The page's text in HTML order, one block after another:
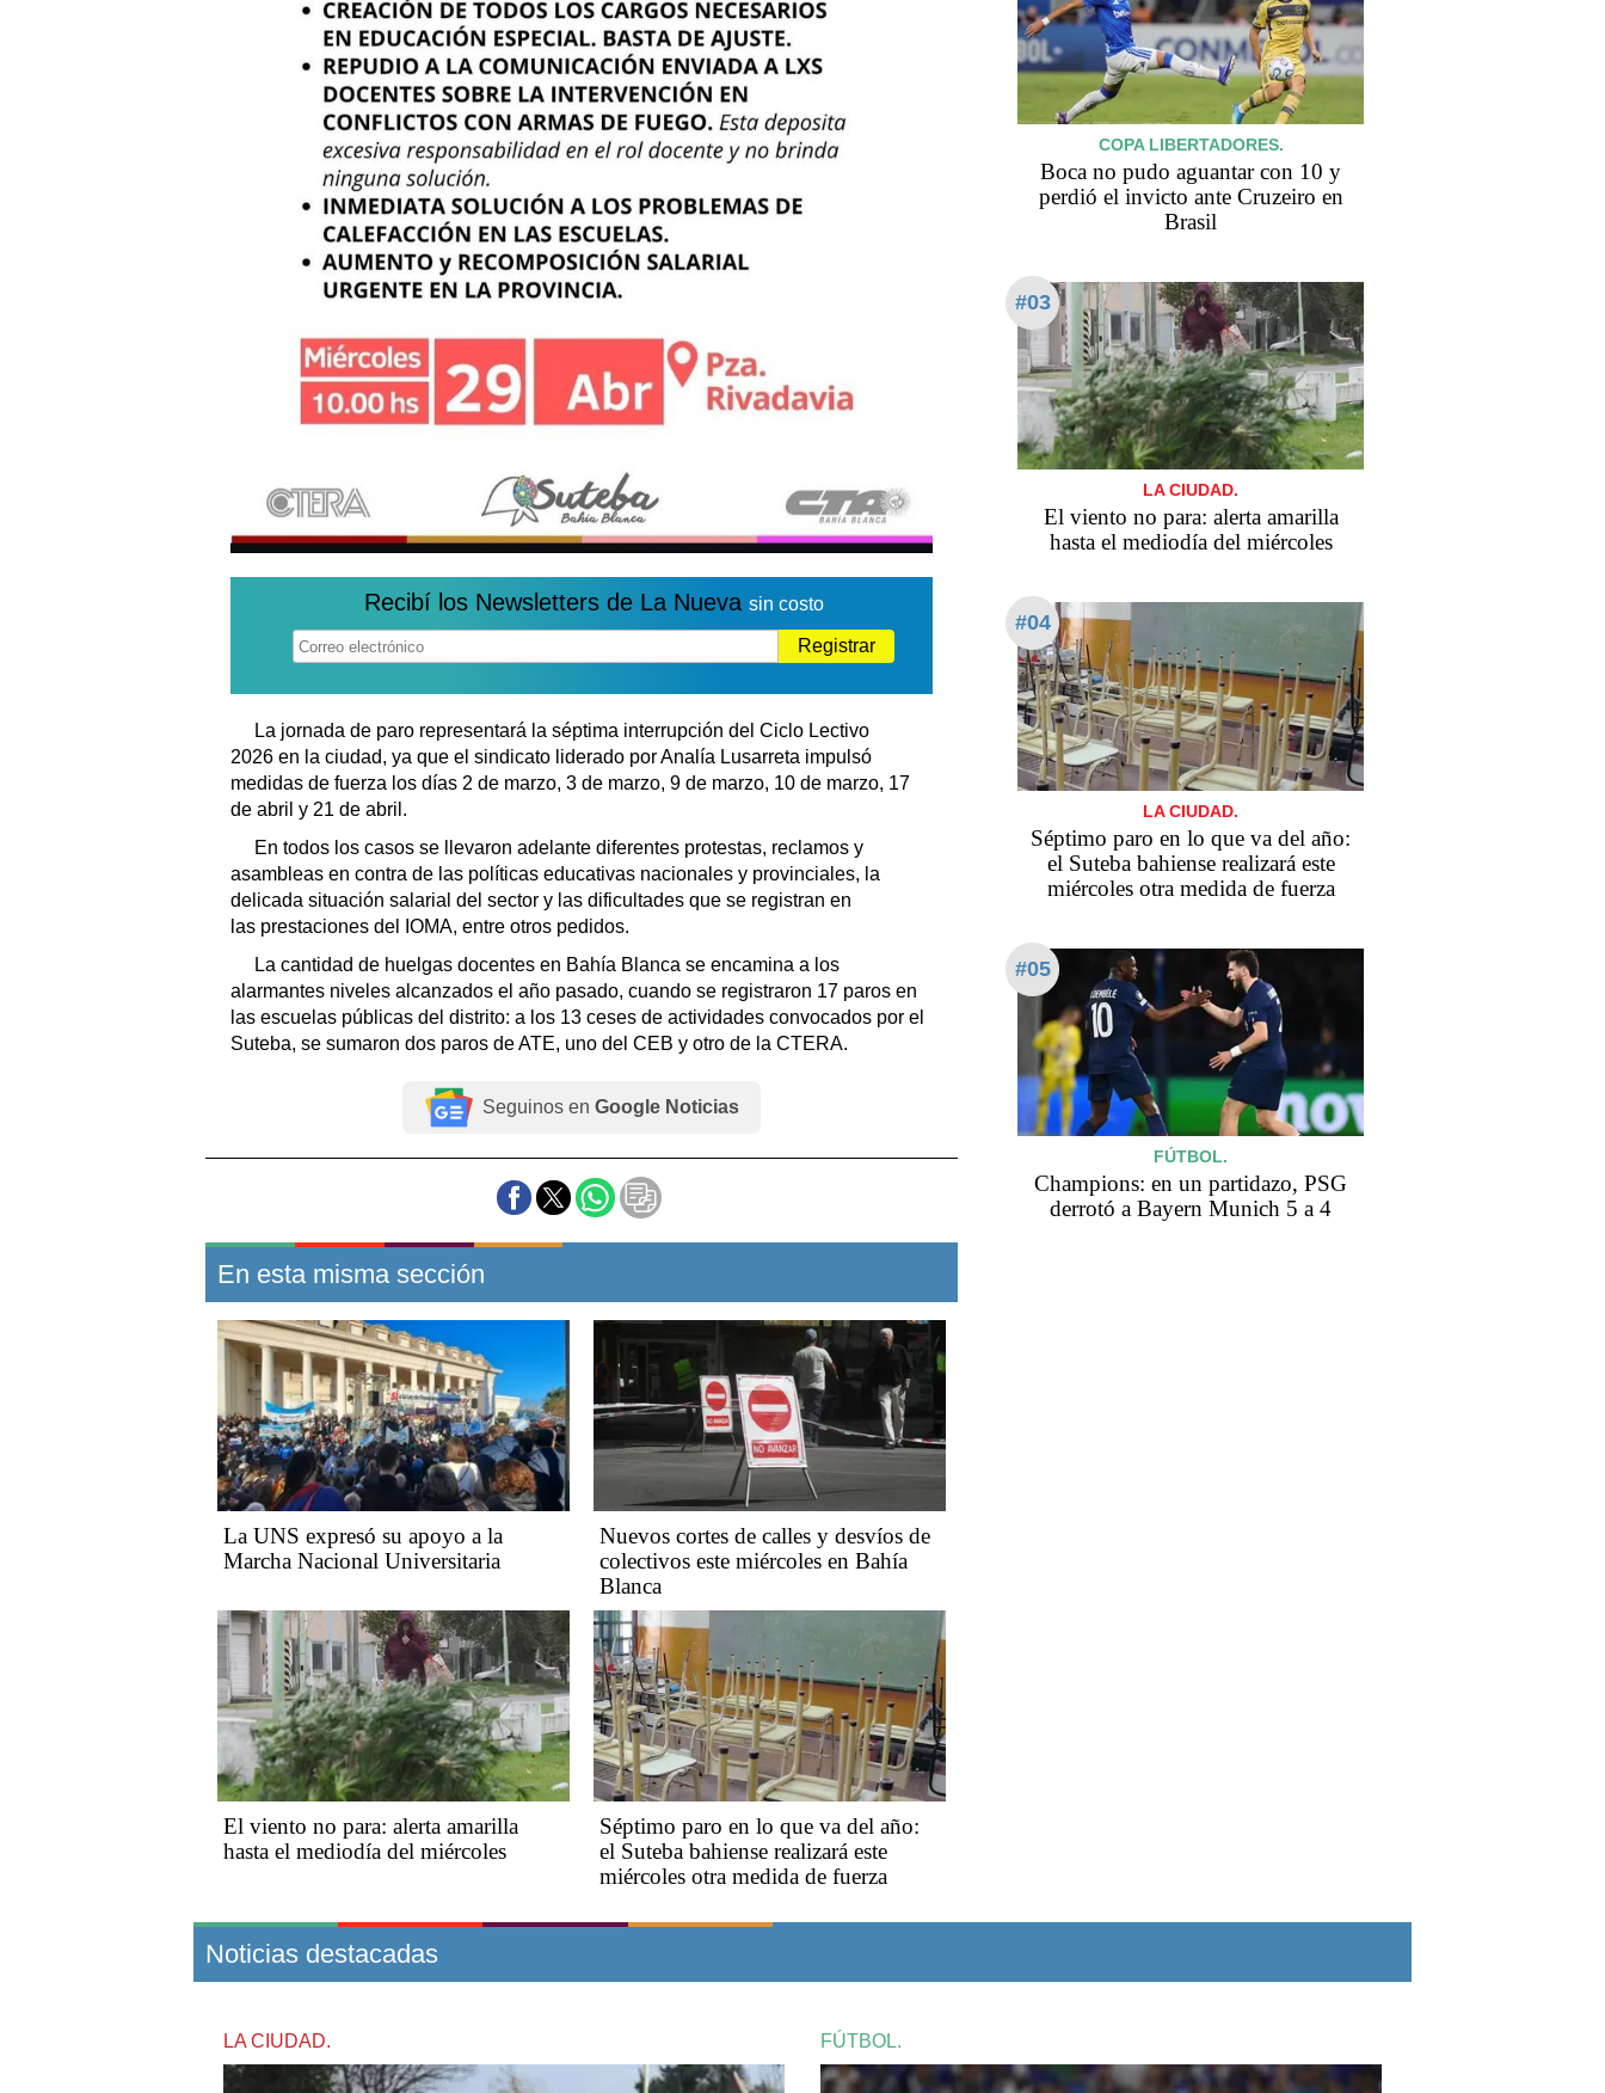
Recibí los Newsletters de La Nueva sin costo
Registrar
La jornada de paro representará la séptima interrupción del Ciclo Lectivo
2026 en la ciudad, ya que el sindicato liderado por Analía Lusarreta impulsó
medidas de fuerza los días 2 de marzo, 3 de marzo, 9 de marzo, 10 de marzo, 17
de abril y 21 de abril.
En todos los casos se llevaron adelante diferentes protestas, reclamos y
asambleas en contra de las políticas educativas nacionales y provinciales, la
delicada situación salarial del sector y las dificultades que se registran en
las prestaciones del IOMA, entre otros pedidos.
La cantidad de huelgas docentes en Bahía Blanca se encamina a los
alarmantes niveles alcanzados el año pasado, cuando se registraron 17 paros en
las escuelas públicas del distrito: a los 13 ceses de actividades convocados por el
Suteba, se sumaron dos paros de ATE, uno del CEB y otro de la CTERA.
Seguinos en Google Noticias
En esta misma sección
La UNS expresó su apoyo a la
Marcha Nacional Universitaria
Nuevos cortes de calles y desvíos de
colectivos este miércoles en Bahía
Blanca
El viento no para: alerta amarilla
hasta el mediodía del miércoles
Séptimo paro en lo que va del año:
el Suteba bahiense realizará este
miércoles otra medida de fuerza
COPA LIBERTADORES.
Boca no pudo aguantar con 10 y
perdió el invicto ante Cruzeiro en
Brasil
#03
LA CIUDAD.
El viento no para: alerta amarilla
hasta el mediodía del miércoles
#04
LA CIUDAD.
Séptimo paro en lo que va del año:
el Suteba bahiense realizará este
miércoles otra medida de fuerza
#05
FÚTBOL.
Champions: en un partidazo, PSG
derrotó a Bayern Munich 5 a 4
Noticias destacadas
LA CIUDAD. FÚTBOL.